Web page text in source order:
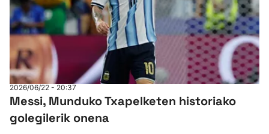
2026/06/22 - 20:37
Messi, Munduko Txapelketen historiako
golegilerik onena